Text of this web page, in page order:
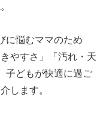
に悩むママのため
やすさ」「汚れ・天
子どもが快適に過ご
します。